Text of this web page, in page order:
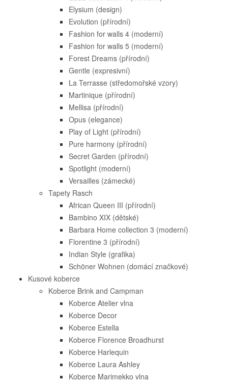
Elysium (design)
Evolution (přírodní)
Fashion for walls 4 (moderní)
Fashion for walls 5 (moderní)
Forest Dreams (přírodní)
Gentle (expresivní)
La Terrasse (středomořské vzory)
Martinique (přírodní)
Mellisa (přírodní)
Opus (elegance)
Play of Light (přírodní)
Pure harmony (přírodní)
Secret Garden (přírodní)
Spotlight (moderní)
Versailles (zámecké)
Tapety Rasch
African Queen III (přírodní)
Bambino XIX (dětské)
Barbara Home collection 3 (moderní)
Florentine 3 (přírodní)
Indian Style (grafika)
Schöner Wohnen (domácí značkové)
Kusové koberce
Koberce Brink and Campman
Koberce Atelier vlna
Koberce Decor
Koberce Estella
Koberce Florence Broadhurst
Koberce Harlequin
Koberce Laura Ashley
Koberce Marimekko vlna